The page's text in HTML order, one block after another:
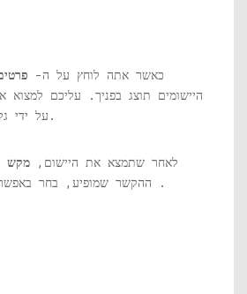
כאשר אתה לוחץ על ה-
היישומים תוצג בפניך. עליכם למצוא
על ידי גלילה למעלה / למטה.
לאחר שתמצא את היישום, מקש
ההקשר שמופיע, בחר .